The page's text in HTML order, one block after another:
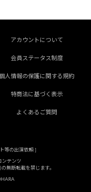
アカウントについて
会員ステータス制度
人情報の保護に関する規約
特商法に基づく表示
よくあるご質問
等の出演依頼 ]
ンテンツ
無断転載を禁じます。